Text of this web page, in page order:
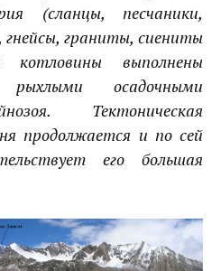
(сланцы, песчаники,
граниты, сиениты
выполнены
рыхлыми осадочными
Тектоническая
продолжается и по сей
его большая